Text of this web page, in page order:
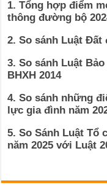
1. Tổng hợp điểm
thông đường bộ
2. So sánh Luật Đất
3. So sánh Luật
BHXH 2014
4. So sánh những
lực gia đình năm
5. So Sánh Luật Tổ
năm 2025 với Luật